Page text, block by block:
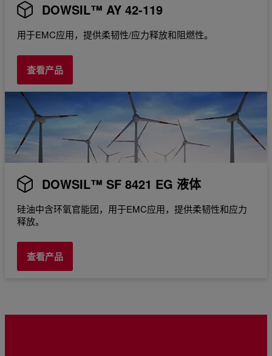
DOWSIL™ AY 42-119
用于EMC应用，提供柔韧性/应力释放和阻燃性。
查看产品
DOWSIL™ SF 8421 EG 液体
硅油中含环氧官能团，用于EMC应用，提供柔韧性和应力
释放。
查看产品